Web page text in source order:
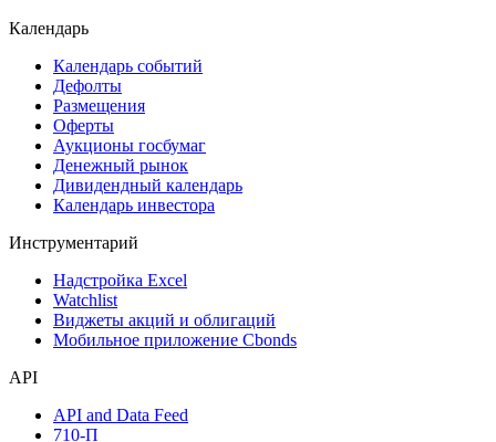
Дивидендный календарь
Календарь
Календарь событий
Дефолты
Размещения
Оферты
Денежный рынок
Календарь инвестора
Инструментарий
Мобильное приложение Cbonds